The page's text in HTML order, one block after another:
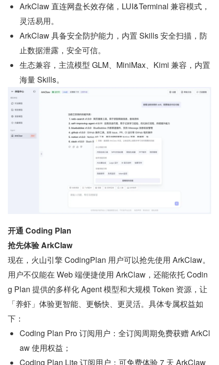
ArkClaw 直连网盘长效存储，LUI&Terminal 兼容模式，
灵活易用。
ArkClaw 具备安全防护能力，内置 Skills 安全扫描，防
止数据泄露，安全可信。
生态兼容，主流模型 GLM、MiniMax、Kimi 兼容，内置
海量 Skills。
开通 Coding Plan
抢先体验 ArkClaw
现在，火山引擎 CodingPlan 用户可以抢先使用 ArkClaw。
用户不仅能在 Web 端便捷使用 ArkClaw，还能依托 Codin
g Plan 提供的多样化 Agent 模型和大规模 Token 资源，让
「养虾」体验更智能、更畅快、更灵活。具体专属权益如
下：
Coding Plan Pro 订阅用户：全订阅周期免费获赠 ArkCl
aw 使用权益；
Coding Plan Lite 订阅用户：可免费体验 7 天 ArkClaw